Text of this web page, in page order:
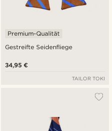
Gestreifte Seidenfliege
Premium-Qualität
34,95 €
TAILOR TOKI